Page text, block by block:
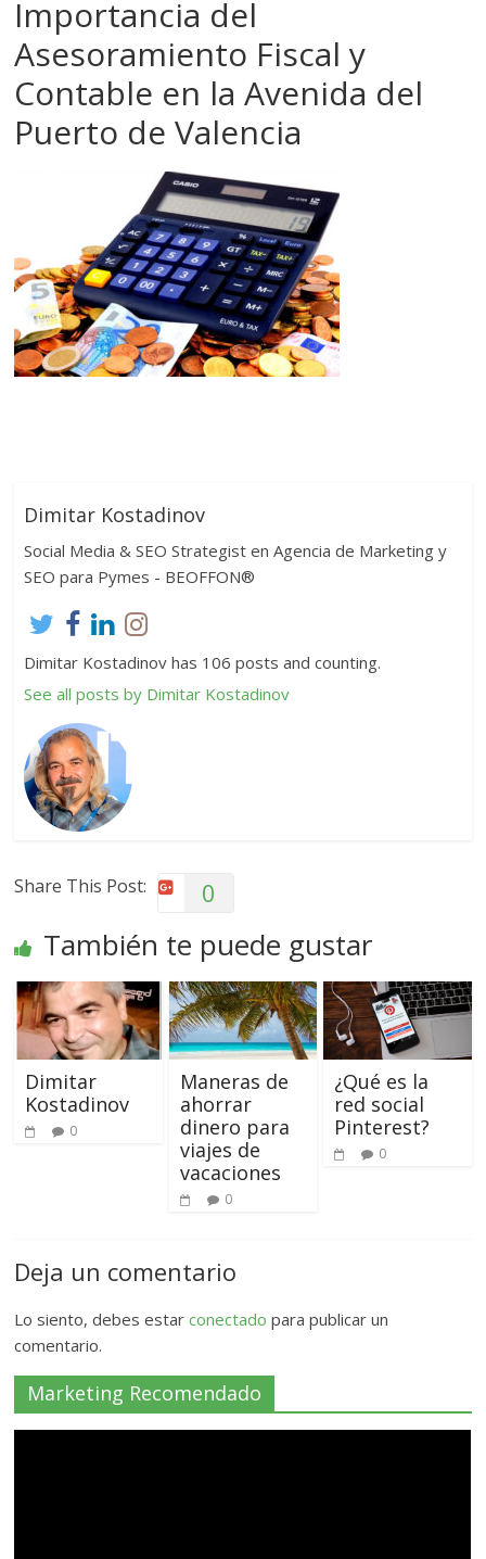
Importancia del
Asesoramiento Fiscal y
Contable en la Avenida del
Puerto de Valencia
Dimitar Kostadinov
Social Media & SEO Strategist en Agencia de Marketing y
SEO para Pymes - BEOFFON®
Dimitar Kostadinov has 106 posts and counting.
See all posts by Dimitar Kostadinov
Share This Post: 0
También te puede gustar
Dimitar
Kostadinov
0
Maneras de
ahorrar
dinero para
viajes de
vacaciones
0
¿Qué es la
red social
Pinterest?
0
Deja un comentario
Lo siento, debes estarconectado para publicar un
comentario.
Marketing Recomendado